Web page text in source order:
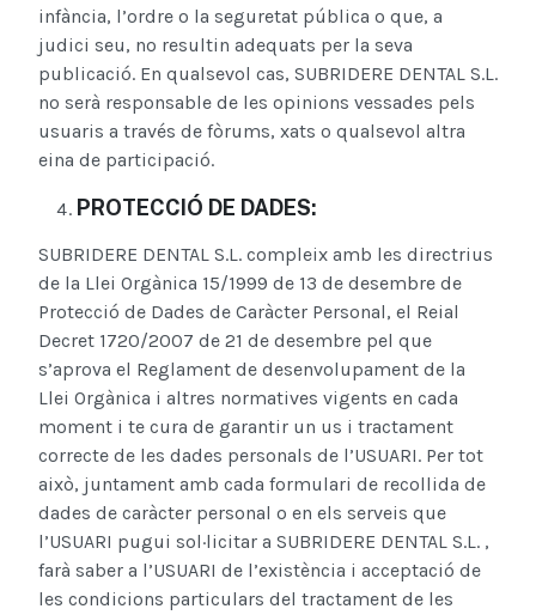
infància, l’ordre o la seguretat pública o que, a
judici seu, no resultin adequats per la seva
publicació. En qualsevol cas, SUBRIDERE DENTAL S.L.
no serà responsable de les opinions vessades pels
usuaris a través de fòrums, xats o qualsevol altra
eina de participació.
PROTECCIÓ DE DADES:
SUBRIDERE DENTAL S.L. compleix amb les directrius
de la Llei Orgànica 15/1999 de 13 de desembre de
Protecció de Dades de Caràcter Personal, el Reial
Decret 1720/2007 de 21 de desembre pel que
s’aprova el Reglament de desenvolupament de la
Llei Orgànica i altres normatives vigents en cada
moment i te cura de garantir un us i tractament
correcte de les dades personals de l’USUARI. Per tot
això, juntament amb cada formulari de recollida de
dades de caràcter personal o en els serveis que
l’USUARI pugui sol·licitar a SUBRIDERE DENTAL S.L. ,
farà saber a l’USUARI de l’existència i acceptació de
les condicions particulars del tractament de les